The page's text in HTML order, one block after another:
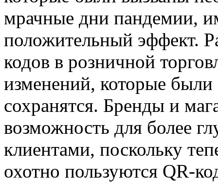
мрачные дни пандемии,
положительный эффект.
кодов в розничной
изменений, которые
сохранятся. Бренды и
возможность для более
клиентами, поскольку
охотно пользуются QR-